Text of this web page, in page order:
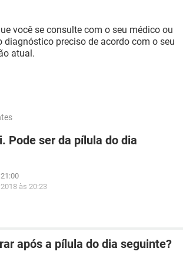
você se consulte com o seu médico ou
diagnóstico preciso de acordo com o seu
atual.
Pode ser da pílula do dia
às 20:23
após a pílula do dia seguinte?